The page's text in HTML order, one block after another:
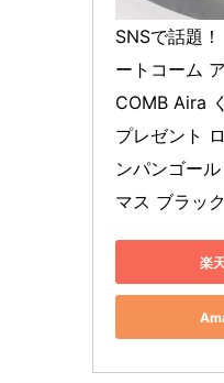
SNSで話題
ートコーム
COMB Aira
プレゼント
ンパンゴー
マス ブラッ
楽